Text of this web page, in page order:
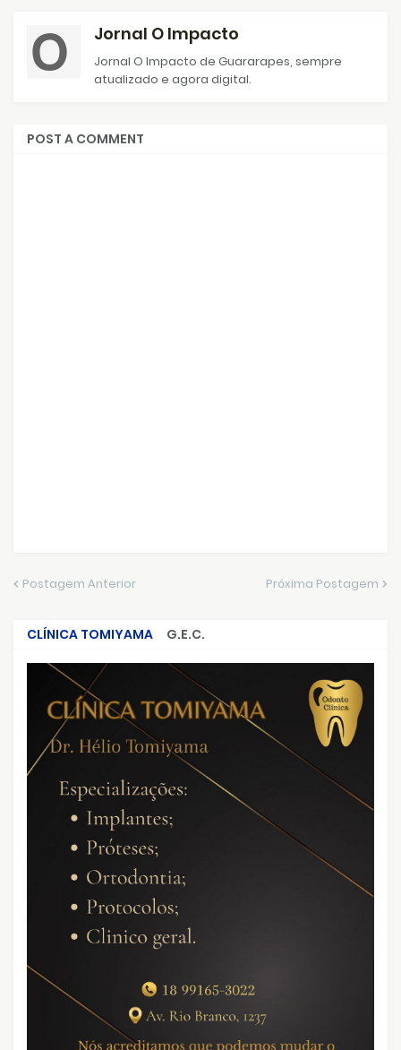
Jornal O Impacto
Jornal O Impacto de Guararapes, sempre
atualizado e agora digital.
POST A COMMENT
Postagem Anterior Próxima Postagem
CLÍNICA TOMIYAMA
G.E.C.
CRIMES QUE ABALARAM O BRASIL